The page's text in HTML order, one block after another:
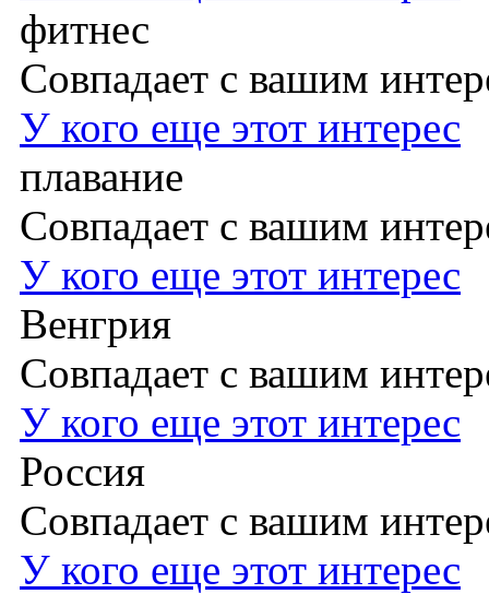
фитнес
Совпадает с вашим
У кого еще этот интерес
плавание
Совпадает с вашим
У кого еще этот интерес
Венгрия
Совпадает с вашим
У кого еще этот интерес
Россия
Совпадает с вашим
У кого еще этот интерес